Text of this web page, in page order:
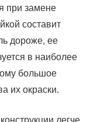
при замене
составит
дороже, ее
в наиболее
большое
их окраски.